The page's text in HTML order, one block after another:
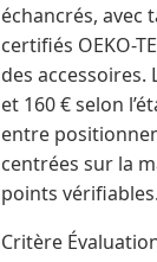
échancrés, avec
certifiés OEKO-
des
et 160 € selon
entre
centrées sur la
points vérifiables.
Critère